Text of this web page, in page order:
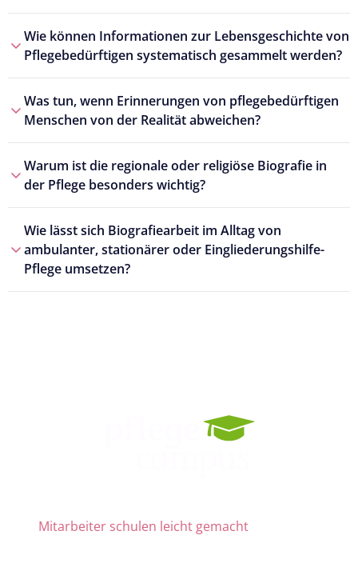
Wie können Informationen zur Lebensgeschichte von
Pflegebedürftigen systematisch gesammelt werden?
Was tun, wenn Erinnerungen von pflegebedürftigen
Menschen von der Realität abweichen?
Warum ist die regionale oder religiöse Biografie in
der Pflege besonders wichtig?
Wie lässt sich Biografiearbeit im Alltag von
ambulanter, stationärer oder Eingliederungshilfe-
Pflege umsetzen?
Mitarbeiter schulen leicht gemacht